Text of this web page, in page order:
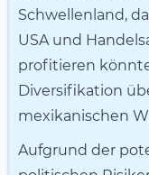
Schwellenland,
USA und
profitieren
Diversifikation
mexikanischen
Aufgrund der